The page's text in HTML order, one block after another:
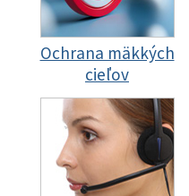
Ochrana mäkkých
cieľov